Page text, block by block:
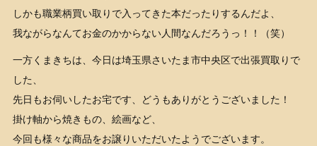
しかも職業柄買い取りで入ってきた本だったりするんだよ、
我ながらなんてお金のかからない人間なんだろうっ！！（笑）
一方くまきちは、今日は埼玉県さいたま市中央区で出張買取りで
した、
先日もお伺いしたお宅です、どうもありがとうございました！
掛け軸から焼きもの、絵画など、
今回も様々な商品をお譲りいただいたようでございます。